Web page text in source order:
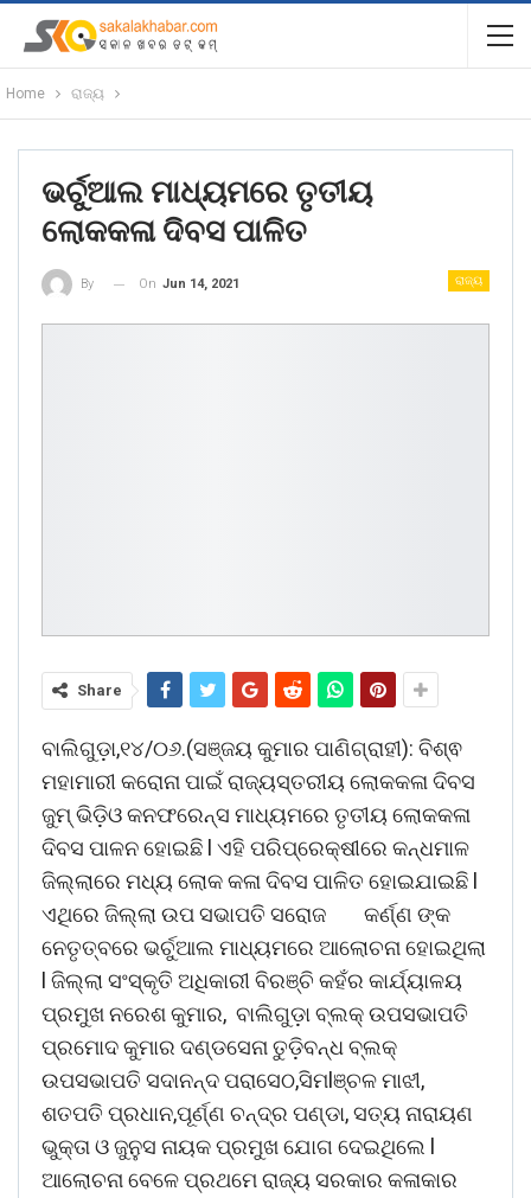
Home ରାଜ୍ୟ
ଭର୍ଚୁଆଲ ମାଧ୍ୟମରେ ତୃତୀୟ
ଲୋକକଳା ଦିବସ ପାଳିତ
ରାଜ୍ୟ
By On Jun 14, 2021
Share
ବାଲିଗୁଡ଼ା,୧୪/୦୬.(ସଞ୍ଜୟ କୁମାର ପାଣିଗ୍ରାହୀ): ବିଶ୍ଵ
ମହାମାରୀ କରୋନା ପାଇଁ ରାଜ୍ୟସ୍ତରୀୟ ଲୋକକଳା ଦିବସ
ଜୁମ୍ ଭିଡ଼ିଓ କନଫରେନ୍ସ ମାଧ୍ୟମରେ ତୃତୀୟ ଲୋକକଳା
ଦିବସ ପାଳନ ହୋଇଛି l ଏହି ପରିପ୍ରେକ୍ଷୀରେ କନ୍ଧମାଳ
ଜିଲ୍ଲାରେ ମଧ୍ୟ ଲୋକ କଳା ଦିବସ ପାଳିତ ହୋଇଯାଇଛି l
ଏଥିରେ ଜିଲ୍ଲା ଉପ ସଭାପତି ସରୋଜ କର୍ଣ୍ଣ ଙ୍କ
ନେତୃତ୍ବରେ ଭର୍ଚୁଆଲ ମାଧ୍ୟମରେ ଆଲୋଚନା ହୋଇଥିଲା
l ଜିଲ୍ଲା ସଂସ୍କୃତି ଅଧିକାରୀ ବିରଞ୍ଚି କହଁର କାର୍ଯ୍ୟାଳୟ
ପ୍ରମୁଖ ନରେଶ କୁମାର, ବାଲିଗୁଡ଼ା ବ୍ଲକ୍ ଉପସଭାପତି
ପ୍ରମୋଦ କୁମାର ଦଣ୍ଡସେନା ତୁଡ଼ିବନ୍ଧ ବ୍ଲକ୍
ଉପସଭାପତି ସଦାନନ୍ଦ ପରାସେଠ,ସିମlଞ୍ଚଳ ମାଝୀ,
ଶତପତି ପ୍ରଧାନ,ପୂର୍ଣ୍ଣ ଚନ୍ଦ୍ର ପଣ୍ଡା, ସତ୍ୟ ନାରାୟଣ
ଭୁକ୍ତା ଓ ଜୁନୁସ ନାୟକ ପ୍ରମୁଖ ଯୋଗ ଦେଇଥିଲେ l
ଆଲୋଚନା ବେଳେ ପ୍ରଥମେ ରାଜ୍ୟ ସରକାର କଳାକାର